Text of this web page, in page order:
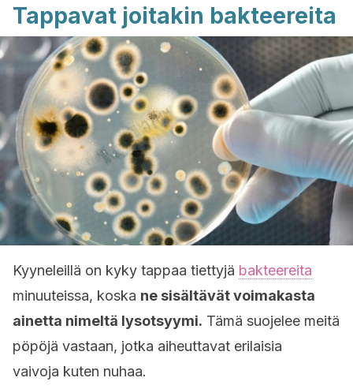
Tappavat joitakin bakteereita
Kyyneleillä on kyky tappaa tiettyjä bakteereita
minuuteissa, koska ne sisältävät voimakasta
ainetta nimeltä lysotsyymi. Tämä suojelee meitä
pöpöjä vastaan, jotka aiheuttavat erilaisia
vaivoja kuten nuhaa.